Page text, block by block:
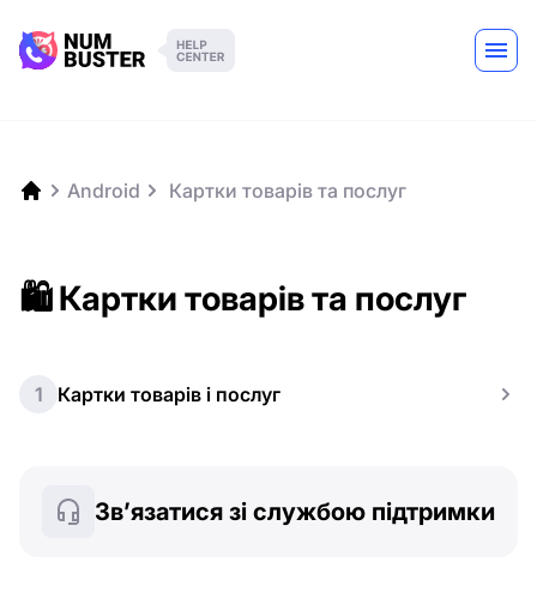
Android ️ Картки товарів та послуг
🛍️ Картки товарів та послуг
1 Картки товарів і послуг
Зв’язатися зі службою підтримки